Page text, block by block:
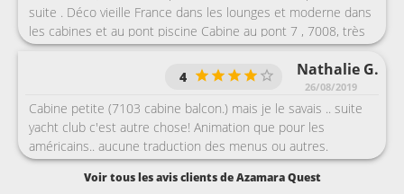
suite . Déco vieille France dans les lounges et moderne dans
les cabines et au pont piscine Cabine au pont 7 , 7008, très
bien située, mais pas mal de vibrations aux arrivées et aux
départs des escales . Salle d'eau microscopique surtout la
douche ....plus petite que dans un camping car . Produits de
toilette bas de gamme Buffet top, beaucoup de choix , dîner
à thème tous les soirs . Peu d'animations voire pas . Grosse
différence entre la 1 ère croisière avec une clientèle
majoritairement anglophone très correcte et la 2 ème
croisière avec des Australiens très bruyants ( ils devaient se
Nathalie G.
26/08/2019
4
Cabine petite (7103 cabine balcon.) mais je le savais .. suite
yacht club c'est autre chose! Animation que pour les
américains.. aucune traduction des menus ou autres.
personnel top , vraiment super boisson du tout inclus très
bien. Super chef de la sécurité francophone.. restauration
Voir tous les avis clients de Azamara Quest